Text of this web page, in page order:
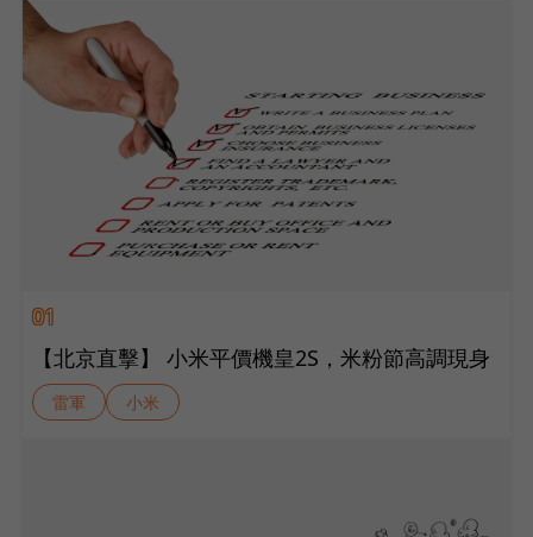
01
【北京直擊】 小米平價機皇2S，米粉節高調現身
雷軍 小米